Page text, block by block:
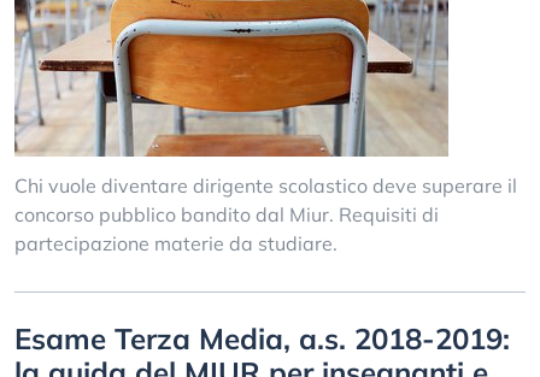
Chi vuole diventare dirigente scolastico deve superare il
concorso pubblico bandito dal Miur. Requisiti di
partecipazione materie da studiare.
Esame Terza Media, a.s. 2018-2019: